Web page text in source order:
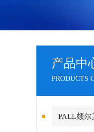
产品中
PRODUCTS
PALL颇尔